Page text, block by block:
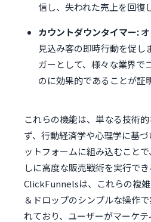
信し、失われた売上を回復
カウントダウンタイマー:
見込み客の即時行動を促し
ガーとして、様々な業界で
のに効果的であることが証
これらの機能は、単なる技術
ず、行動経済学や心理学に基
ットフォームに組み込むこと
しに高度な販売戦術を実行でき
ClickFunnelsは、これらの複
＆ドロップのシンプルな操作
れており、ユーザーがマーケ